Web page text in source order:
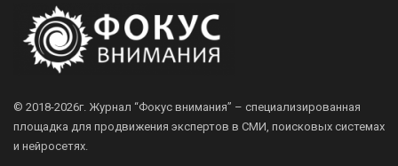
© 2018-2026г. Журнал “Фокус внимания” – специализированная
площадка для продвижения экспертов в СМИ, поисковых системах
и нейросетях.